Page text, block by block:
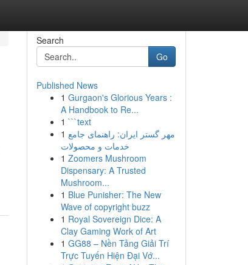
Search
Go
Published News
1 Gurgaon's Glorious Years :
A Handbook to Re...
1 ```text
1 مهر گستر ایران: راهنمای جامع
خدمات و محصولات
1 Zoomers Mushroom
Dispensary: A Trusted
Mushroom...
1 Blue Punisher: The New
Wave of copyright buzz
1 Royal Sovereign Dice: A
Clay Gaming Work of Art
1 GG88 – Nền Tảng Giải Trí
Trực Tuyến Hiện Đại Vớ...